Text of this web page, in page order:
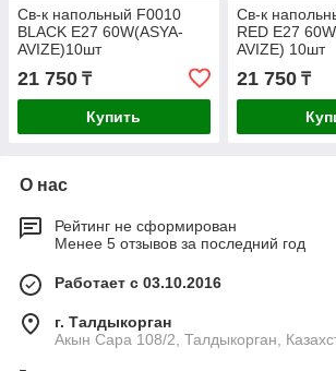
Св-к напольный F0010
BLACK E27 60W(ASYA-
AVIZE)10шт
21 750 ₸
Купить
Св-к
RED E27
AVIZE) 10шт
21 750₸
О нас
Рейтинг не сформирован
Менее 5 отзывов за последний год
Работает с 03.10.2016
г. Талдыкорган
Акын Сара 108/2, Талдыкорган,